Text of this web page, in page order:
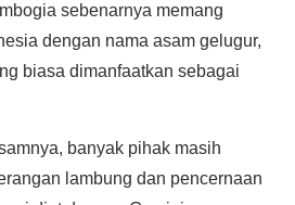
sebenarnya memang
dengan nama asam gelugur,
biasa dimanfaatkan sebagai
banyak pihak masih
lambung dan pencernaan